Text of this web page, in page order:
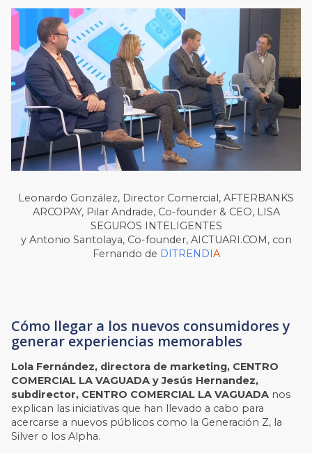
Leonardo González, Director Comercial, AFTERBANKS
ARCOPAY, Pilar Andrade, Co-founder & CEO, LISA
SEGUROS INTELIGENTES
y Antonio Santolaya, Co-founder, AICTUARI.COM, con
Fernando de DITRENDIA
Cómo llegar a los nuevos consumidores y
generar experiencias memorables
Lola Fernández, directora de marketing, CENTRO
COMERCIAL LA VAGUADA y Jesús Hernandez,
subdirector, CENTRO COMERCIAL LA VAGUADA nos
explican las iniciativas que han llevado a cabo para
acercarse a nuevos públicos como la Generación Z, la
Silver o los Alpha.